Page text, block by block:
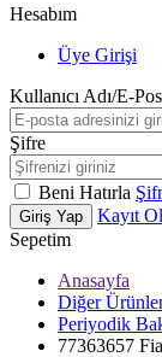
Hesabım
Üye Girişi
Kullanıcı Adı/E-
Şifre
Beni Hatırla
Giriş Yap
Kayıt Ol
Sepetim
Anasayfa
Diğer
Periyodik
77363657